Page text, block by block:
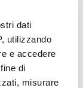
dati
utilizzando
e accedere
di
misurare